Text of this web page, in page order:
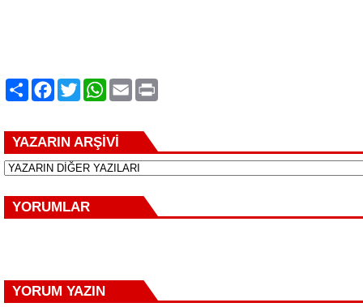
PaylaşFacebook
TwitterWhatsApp
Email
YAZARIN ARŞİVİ
YORUMLAR
YORUM YAZIN